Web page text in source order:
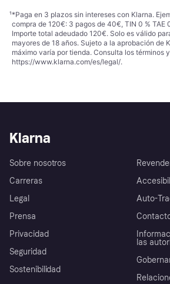
¹*Paga en 3 plazos sin intereses con Klarna.
compra de 120€: 3 pagos de 40€, TIN 0 % TAE
Importe total adeudado 120€. Solo es válido
mayores de 18 años. Sujeto a la aprobación de
máximo varía por tienda. Consulta los términos
https://www.klarna.com/es/legal/.
Klarna
Sobre nosotros
Carreras
Legal
Prensa
Privacidad
Seguridad
Sostenibilidad
Auto-
las